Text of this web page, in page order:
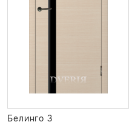
Белинго 3